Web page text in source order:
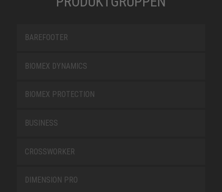
BAREFOOTER
BIOMEX DYNAMICS
BIOMEX PROTECTION
BUSINESS
CROSSWORKER
DIMENSION PRO